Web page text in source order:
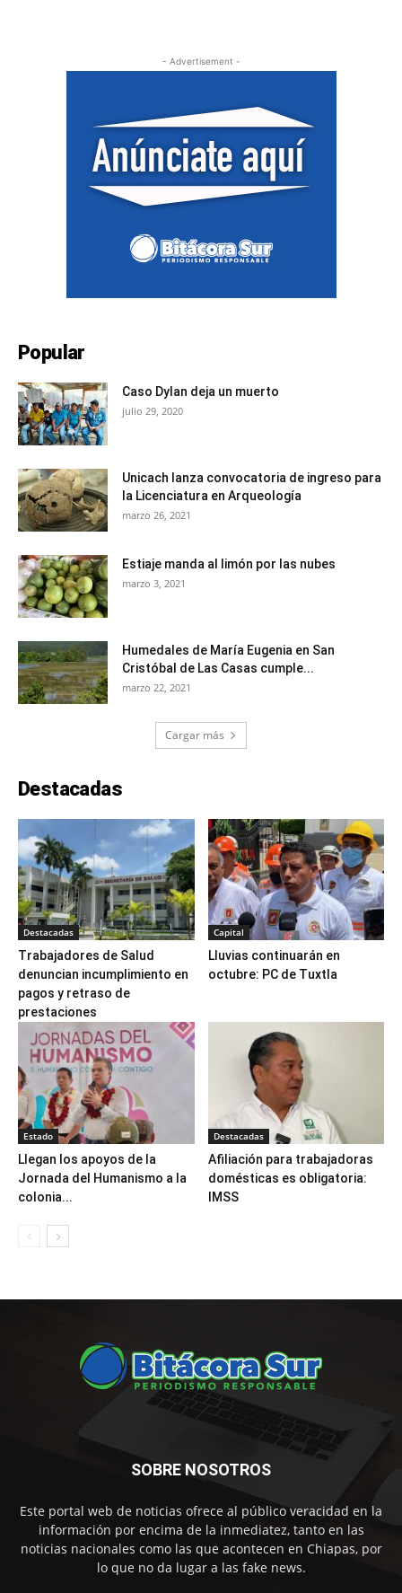
- Advertisement -
Popular
Caso Dylan deja un muerto
julio 29, 2020
Unicach lanza convocatoria de ingreso para
la Licenciatura en Arqueología
marzo 26, 2021
Estiaje manda al limón por las nubes
marzo 3, 2021
Humedales de María Eugenia en San
Cristóbal de Las Casas cumple...
marzo 22, 2021
Cargar más
Destacadas
Destacadas
Trabajadores de Salud
denuncian incumplimiento en
pagos y retraso de
prestaciones
Capital
Lluvias continuarán en
octubre: PC de Tuxtla
Estado
Llegan los apoyos de la
Jornada del Humanismo a la
colonia...
Destacadas
Afiliación para trabajadoras
domésticas es obligatoria:
IMSS
SOBRE NOSOTROS
Este portal web de noticias ofrece al público veracidad en la
información por encima de la inmediatez, tanto en las
noticias nacionales como las que acontecen en Chiapas, por
lo que no da lugar a las fake news.